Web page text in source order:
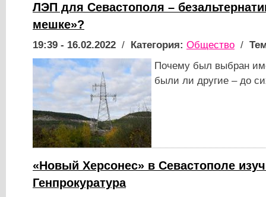
ЛЭП для Севастополя –
мешке»?
19:39 - 16.02.2022 / Категория: Общество /
Почему был выбран
были ли другие – до
«Новый Херсонес» в Севастополе
Генпрокуратура